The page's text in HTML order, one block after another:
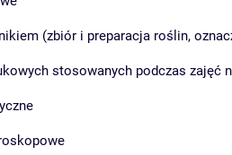
(zbiór i preparacja roślin,
stosowanych podczas zajęć